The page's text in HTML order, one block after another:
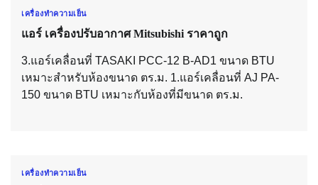
เครื่องทำความเย็น
แอร์ เครื่องปรับอากาศ Mitsubishi ราคาถูก
3.แอร์เคลื่อนที่ TASAKI PCC-12 B-AD1 ขนาด BTU
เหมาะสำหรับห้องขนาด ตร.ม. 1.แอร์เคลื่อนที่ AJ PA-
150 ขนาด BTU เหมาะกับห้องที่มีขนาด ตร.ม.
เครื่องทำความเย็น